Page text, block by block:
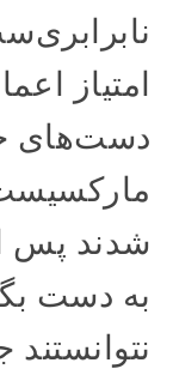
امتیاز
دست‌های
شدند پس
به دست